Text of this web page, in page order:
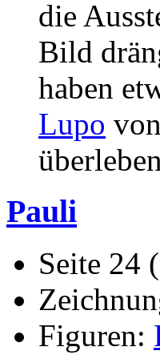
die
Bild
haben
Lupo
Pauli
Seite 24
Figuren: